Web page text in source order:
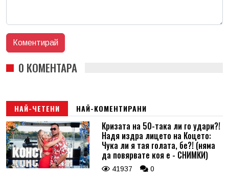
0 КОМЕНТАРА
НАЙ-ЧЕТЕНИ НАЙ-КОМЕНТИРАНИ
Кризата на 50-така ли го удари?!
Надя издра лицето на Коцето:
Чука ли я тая голата, бе?! (няма
да повярвате коя е - СНИМКИ)
41937 0